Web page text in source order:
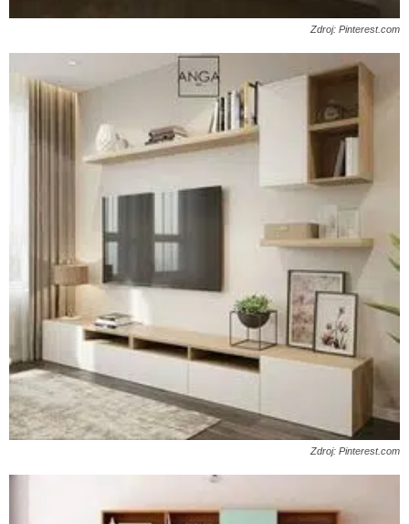
Zdroj: Pinterest.com
Zdroj: Pinterest.com